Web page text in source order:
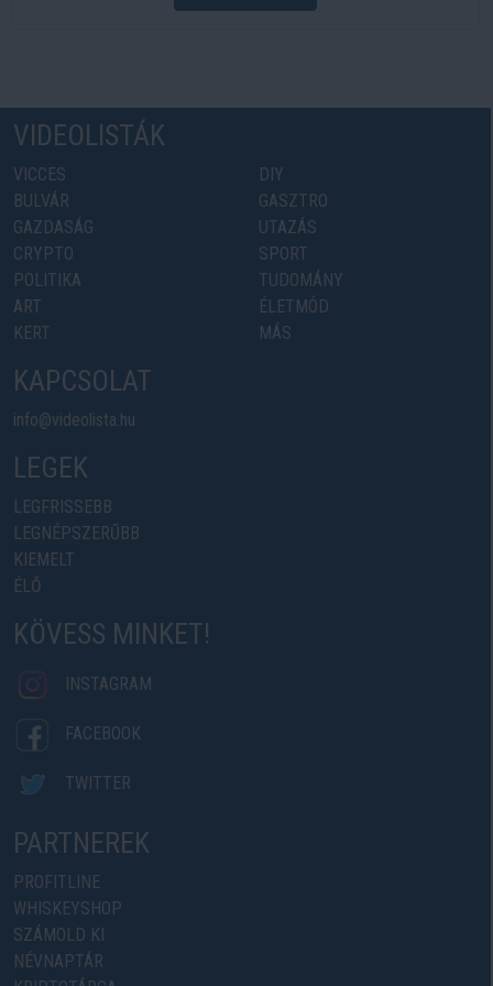
VIDEOLISTÁK
VICCES
BULVÁR
GAZDASÁG
CRYPTO
POLITIKA
ART
KERT
DIY
GASZTRO
UTAZÁS
SPORT
TUDOMÁNY
ÉLETMÓD
MÁS
KAPCSOLAT
info@videolista.hu
LEGEK
LEGFRISSEBB
LEGNÉPSZERŰBB
KIEMELT
ÉLŐ
KÖVESS MINKET!
INSTAGRAM
FACEBOOK
TWITTER
PARTNEREK
PROFITLINE
WHISKEYSHOP
SZÁMOLD KI
NÉVNAPTÁR